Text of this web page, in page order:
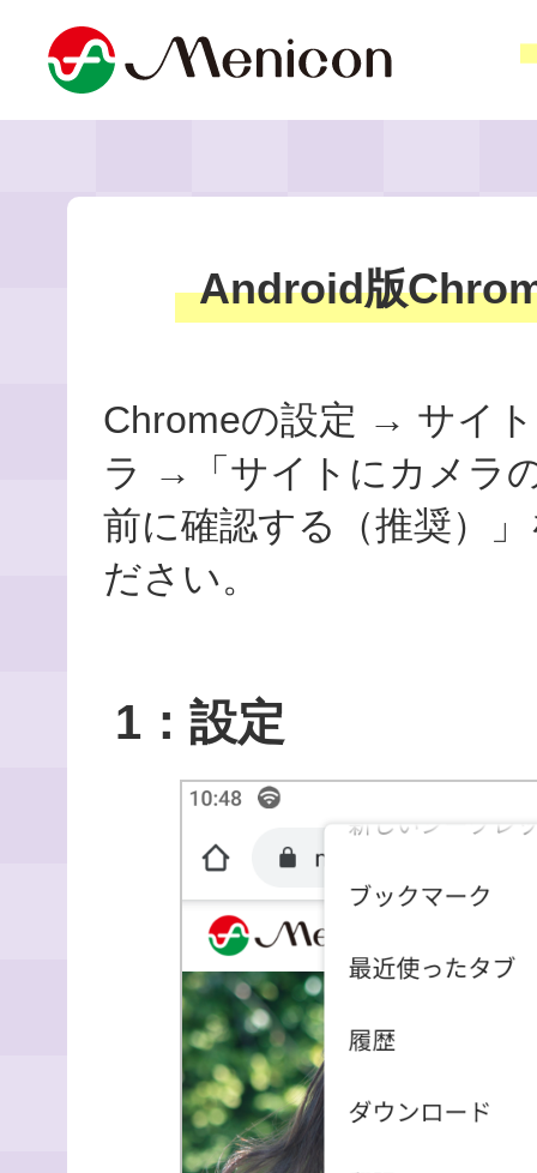
Android版
Chromeの設定 → サイ
ラ →「サイトにカメラ
前に確認する（推奨）
ださい。
1：設定